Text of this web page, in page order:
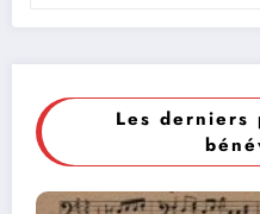
Les derniers